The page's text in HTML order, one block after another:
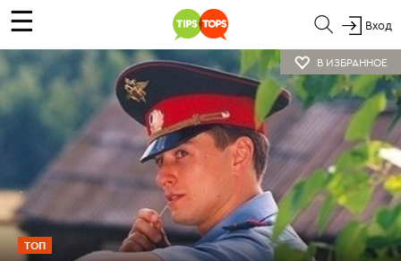
☰ Вход
В ИЗБРАННОЕ
ТОП